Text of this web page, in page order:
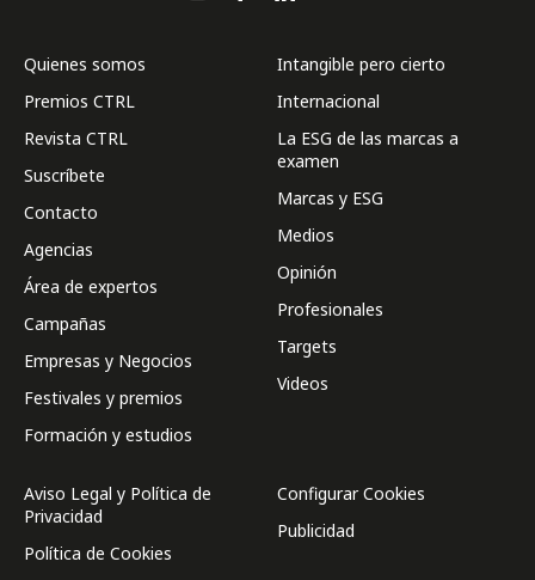
Quienes somos
Premios CTRL
Revista CTRL
Suscríbete
Contacto
Agencias
Área de expertos
Campañas
Empresas y Negocios
Festivales y premios
Formación y estudios
Intangible pero cierto
Internacional
La ESG de las marcas a
examen
Marcas y ESG
Medios
Opinión
Profesionales
Targets
Videos
Aviso Legal y Política de
Privacidad
Política de Cookies
Configurar Cookies
Publicidad